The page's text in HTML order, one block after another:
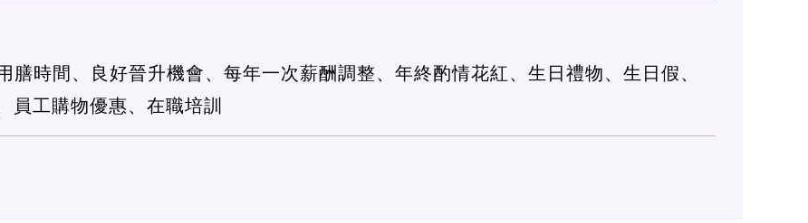
時間、良好晉升機會、每年一次薪酬調整、年終酌情花紅、生日禮物、生日假、
員工購物優惠、在職培訓